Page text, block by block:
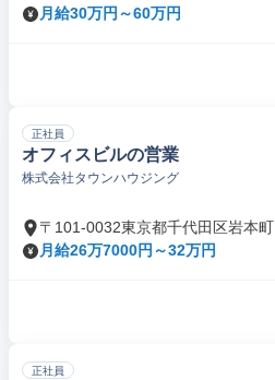
月給30万円～60万円
正社員
オフィスビルの営業
株式会社タウンハウジング
〒101-0032東京都千代田区岩本町
月給26万7000円～32万円
正社員